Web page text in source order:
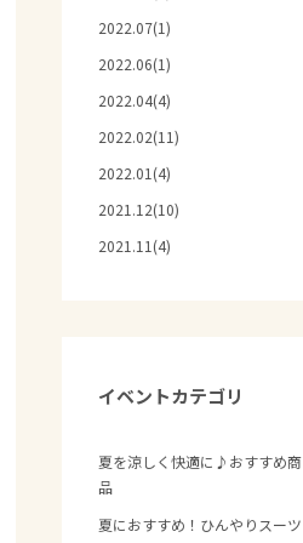
2022.07(1)
2022.06(1)
2022.04(4)
2022.02(11)
2022.01(4)
2021.12(10)
2021.11(4)
イベントカテゴリ
夏を涼しく快適に♪おすすめ商
品
夏におすすめ！ひんやりスーツ